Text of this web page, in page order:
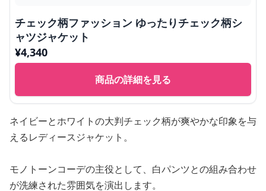
チェック柄ファッション ゆったりチェック柄シ
ャツジャケット
¥4,340
商品の詳細を見る
ネイビーとホワイトの大判チェック柄が爽やかな印象を与
えるレディースジャケット。
モノトーンコーデの主役として、白パンツとの組み合わせ
が洗練された雰囲気を演出します。